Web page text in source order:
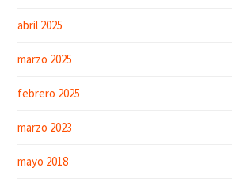
abril 2025
marzo 2025
febrero 2025
marzo 2023
mayo 2018